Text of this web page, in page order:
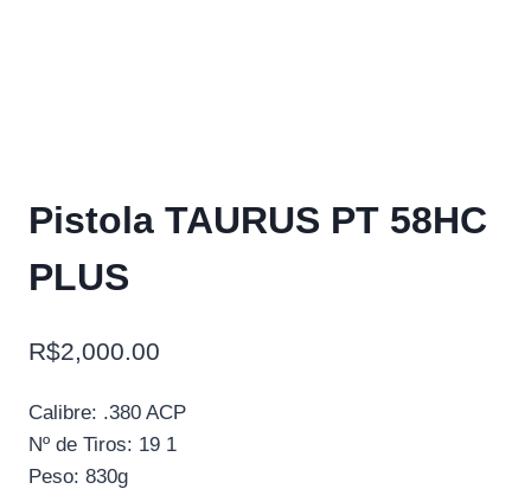
Pistola TAURUS PT 58HC
PLUS
R$2,000.00
Calibre: .380 ACP
Nº de Tiros: 19 1
Peso: 830g